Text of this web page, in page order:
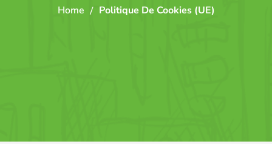
Home Politique De Cookies (UE)